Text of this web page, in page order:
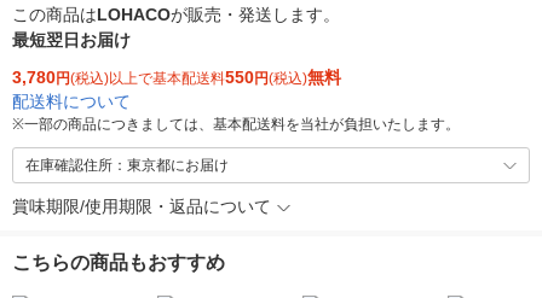
この商品はLOHACOが販売・発送します。
最短翌日お届け
3,780円(税込)以上で基本配送料550円(税込)無料
配送料について
※一部の商品につきましては、基本配送料を当社が負担いたします。
在庫確認住所：東京都にお届け
賞味期限/使用期限・返品について
こちらの商品もおすすめ